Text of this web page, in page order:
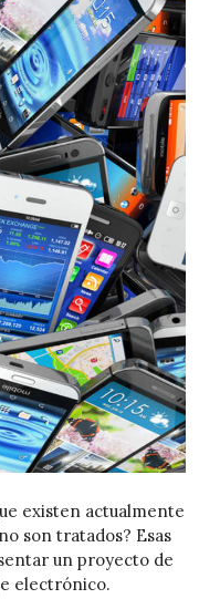
existen actualmente
son tratados? Esas
un proyecto de
electrónico.